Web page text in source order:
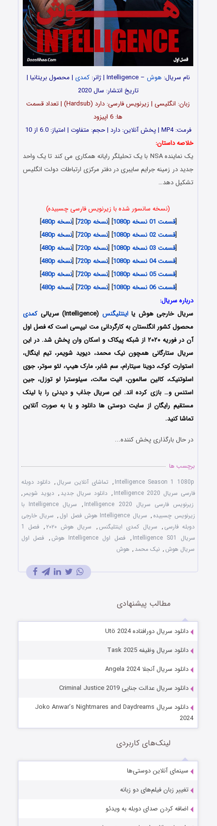
نام سریال: هوش – Intelligence | ژانر: کمدی | محصول بریتانیا |
تاریخ انتشار: سال 2020
زبان: انگلیسی | زیرنویس فارسی: دارد (Hardsub) | تعداد قسمت
ها: 6 اپیزود
فرمت: MP4 | پخش آنلاین: دارد | حجم: متفاوت | امتیاز: 6.0 از 10
خلاصه داستان:
یک نماینده NSA با یک تحلیلگر رایانه همکاری می کند تا یک واحد
جدید در زمینه جرایم سایبری در دفتر مرکزی ارتباطات دولت انگلیس
تشکیل دهد…
(نسخه سانسور شده با زیرنویس فارسی چسبیده)
[قسمت 01 نسخه 1080p ] [نسخه 720p ] [نسخه 480p
]
[قسمت 02 نسخه 1080p ] [نسخه 720p ] [نسخه 480p
]
[قسمت 03 نسخه 1080p ] [نسخه 720p ] [نسخه 480p
]
[قسمت 04 نسخه 1080p ] [نسخه 720p ] [نسخه 480p
]
[قسمت 05 نسخه 1080p ] [نسخه 720p ] [نسخه 480p
]
[قسمت 06 نسخه 1080p ] [نسخه 720p ] [نسخه 480p
]
درباره سریال:
سریال خارجی هوش یااینتلیگنس (Intelligence) سریالی
کمدی
محصول کشور انگلستان به کارگردانی مت لیپسی است که فصل اول
آن در فوریه ۲۰۲۰ از شبکه پیکاک و اسکان وان پخش شد. در این
سریال ستارگانی همچون نیک محمد، دیوید شویمر، تیم اینگال،
استوارت کوک، دوینا سیتارام، سم شابر، مارک هیپ، لئو سوتر، جوی
اسلوتنیک، کالین سالمون، الیت سالت، سیلوسترا لو توزل، جین
استنس و… بازی کرده اند. این سریال جذاب و دیدنی را با لینک
مستقیم رایگان از سایت دوستی ها دانلود و یا به صورت آنلاین
تماشا کنید.
در حال بارگذاری پخش کننده...
برچسب ها
Intelligence Season 1 1080p
, تماشای آنلاین سریال , دانلود دوبله
فارسی سریال Intelligence 2020
, دانلود سریال جدید , دیوید شویمر ,
زیرنویس فارسی سریال Intelligence 2020
,
سریال Intelligence با
زیرنویس چسبیده , سریال Intelligence هوش فصل اول , سریال خارجی
دوبله فارسی , سریال کمدی اینتلیگنس , سریال هوش ۲۰۲۰ ,
فصل 1
سریال Intelligence S01
, فصل اول Intelligence هوش , فصل اول
سریال هوش , نیک محمد , هوش
مطالب پیشنهادی
دانلود سریال دورافتاده Utö 2024
دانلود سریال وظیفه Task 2025
دانلود سریال آنجلا Angela 2024
دانلود سریال عدالت جنایی Criminal Justice 2019
دانلود سریال Joko Anwar’s Nightmares and Daydreams
2024
لینک‌های کاربردی
سینمای آنلاین دوستی‌ها
تغییر زبان فیلم‌های دو زبانه
اضافه کردن صدای دوبله به ویدئو